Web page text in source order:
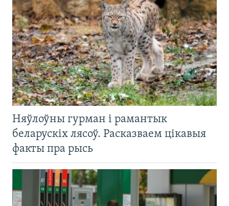
Няўлоўны гурман і рамантык
беларускіх лясоў. Расказваем цікавыя
факты пра рысь